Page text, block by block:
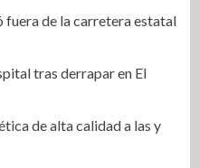
fuera de la carretera estatal
tras derrapar en El
de alta calidad a las y